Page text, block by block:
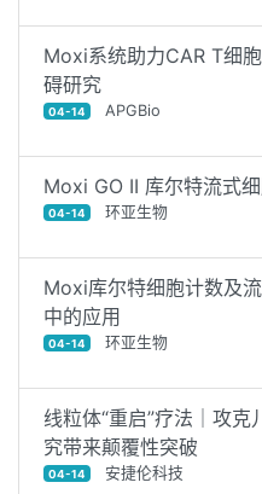
Moxi系统助力CAR T细
碍研究
04-14 APGBio
Moxi GO II 库尔特流式
04-14 环亚生物
Moxi库尔特细胞计数及
中的应用
04-14 环亚生物
线粒体“重启”疗法｜攻
究带来颠覆性突破
04-14 安捷伦科技